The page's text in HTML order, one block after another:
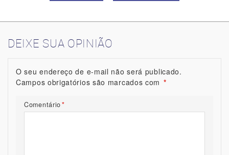
DEIXE SUA OPINIÃO
O seu endereço de e-mail não será publicado.
Campos obrigatórios são marcados com *
Comentário*